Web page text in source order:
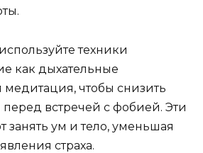
техники
как дыхательные
чтобы снизить
перед встречей с фобией. Эти
занять ум и тело, уменьшая
страха.